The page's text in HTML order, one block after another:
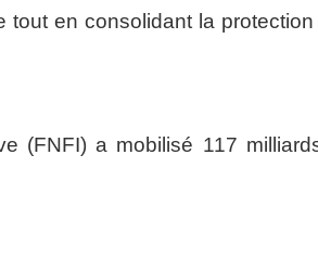
tout en consolidant la protection
(FNFI) a mobilisé 117